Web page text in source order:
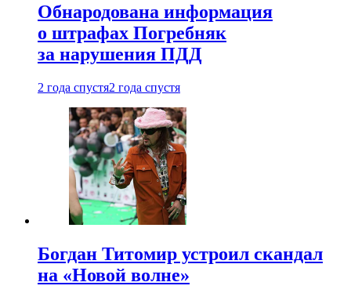
Обнародована информация
о штрафах Погребняк
за нарушения ПДД
2 года спустя2 года спустя
Богдан Титомир устроил скандал
на «Новой волне»